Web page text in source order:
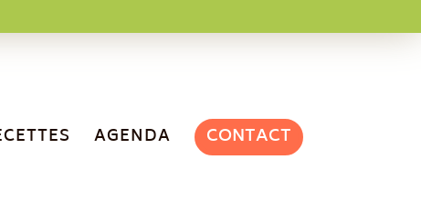
AGENDA CONTACT